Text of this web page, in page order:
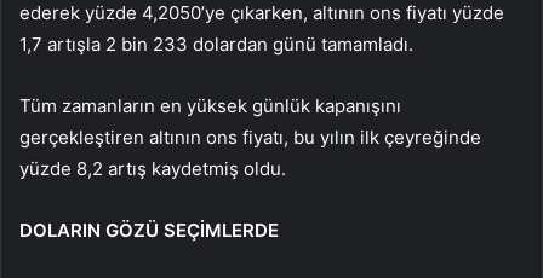
ederek yüzde 4,2050’ye çıkarken, altının ons fiyatı yüzde
1,7 artışla 2 bin 233 dolardan günü tamamladı.
Tüm zamanların en yüksek günlük kapanışını
gerçekleştiren altının ons fiyatı, bu yılın ilk çeyreğinde
yüzde 8,2 artış kaydetmiş oldu.
DOLARIN GÖZÜ SEÇİMLERDE